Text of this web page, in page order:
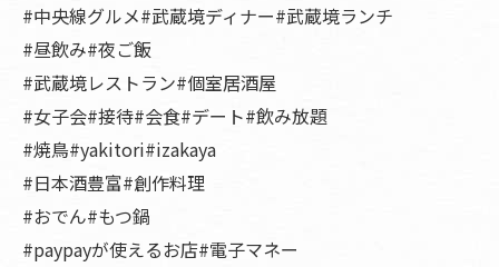
#中央線グルメ#武蔵境ディナー#武蔵境ランチ
#昼飲み#夜ご飯
#武蔵境レストラン#個室居酒屋
#女子会#接待#会食#デート#飲み放題
#焼鳥#yakitori#izakaya
#日本酒豊富#創作料理
#おでん#もつ鍋
#paypayが使えるお店#電子マネー